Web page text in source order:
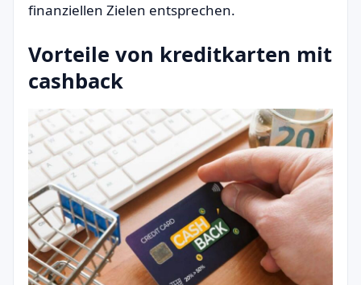
finanziellen Zielen entsprechen.
Vorteile von kreditkarten mit
cashback